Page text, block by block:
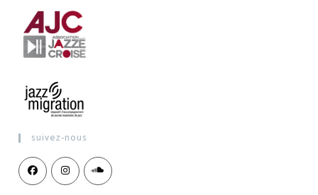
suivez-nous